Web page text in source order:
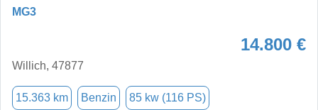
MG3
14.800 €
Willich, 47877
15.363 km Benzin 85 kw (116 PS)